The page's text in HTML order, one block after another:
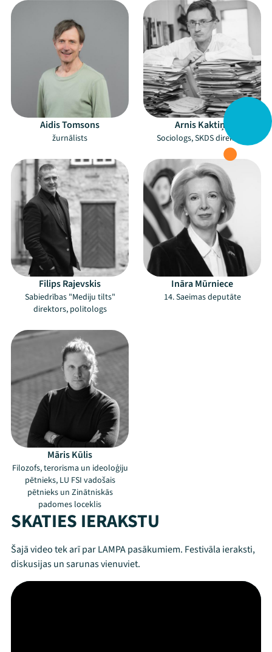
Aidis Tomsons
žurnālists
Arnis Kaktiņš
Sociologs, SKDS direktors
Filips Rajevskis
Sabiedrības "Mediju tilts"
direktors, politologs
Ināra Mūrniece
14. Saeimas deputāte
Māris Kūlis
Filozofs, terorisma un ideoloģiju
pētnieks, LU FSI vadošais
pētnieks un Zinātniskās
padomes loceklis
SKATIES IERAKSTU
Šajā video tek arī par LAMPA pasākumiem. Festivāla ieraksti,
diskusijas un sarunas vienuviet.